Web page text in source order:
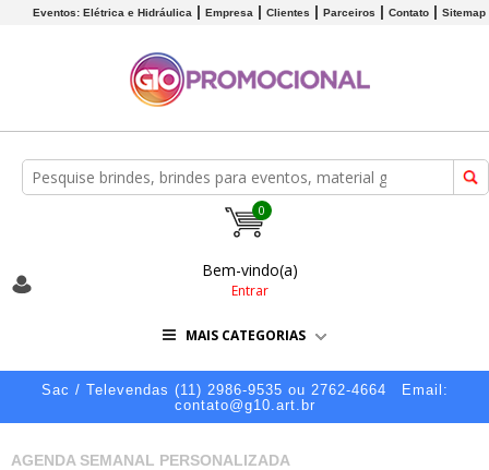
Eventos: Elétrica e Hidráulica Empresa Clientes Parceiros Contato Sitemap
0
Bem-vindo(a)
Entrar
MAIS CATEGORIAS
Sac / Televendas (11) 2986-9535 ou 2762-4664
Email:
contato@g10.art.br
AGENDA SEMANAL PERSONALIZADA